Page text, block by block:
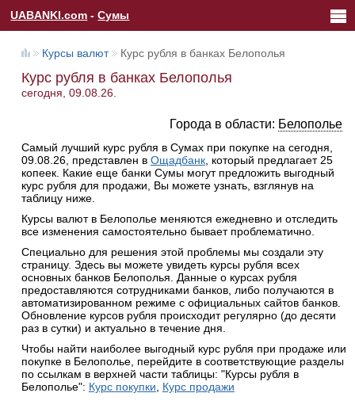
UABANKI.com -Сумы
Курсы валют Курс рубля в банках Белополья
Курс рубля в банках Белополья
сегодня, 09.08.26.
Города в области: Белополье
Самый лучший курс рубля в Сумах при покупке на сегодня,
09.08.26, представлен в Ощадбанк, который предлагает 25
копеек. Какие еще банки Сумы могут предложить выгодный
курс рубля для продажи, Вы можете узнать, взглянув на
таблицу ниже.
Курсы валют в Белополье меняются ежедневно и отследить
все изменения самостоятельно бывает проблематично.
Специально для решения этой проблемы мы создали эту
страницу. Здесь вы можете увидеть курсы рубля всех
основных банков Белополья. Данные о курсах рубля
предоставляются сотрудниками банков, либо получаются в
автоматизированном режиме с официальных сайтов банков.
Обновление курсов рубля происходит регулярно (до десяти
раз в сутки) и актуально в течение дня.
Чтобы найти наиболее выгодный курс рубля при продаже или
покупке в Белополье, перейдите в соответствующие разделы
по ссылкам в верхней части таблицы: "Курсы рубля в
Белополье": Курс покупки Курс продажи